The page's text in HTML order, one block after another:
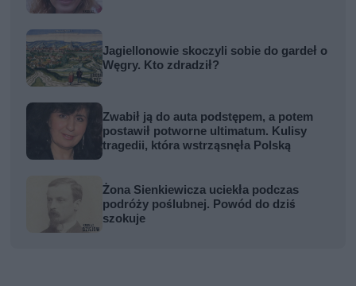
Jagiellonowie skoczyli sobie do gardeł o
Węgry. Kto zdradził?
Zwabił ją do auta podstępem, a potem
postawił potworne ultimatum. Kulisy
tragedii, która wstrząsnęła Polską
Żona Sienkiewicza uciekła podczas
podróży poślubnej. Powód do dziś
szokuje